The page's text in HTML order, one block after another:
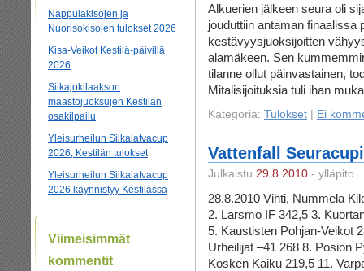
Nappulakisojen ja
Nuorisokisojen tulokset 2026
Kisa-Veikot Kestilä-päivillä
2026
Siikajokilaakson
maastojuoksujen Kestilän
osakilpailu
Yleisurheilun Siikalatvacup
2026, Kestilän tulokset
Yleisurheilun Siikalatvacup
2026 käynnistyy Kestilässä
Viimeisimmät
kommentit
Alkuerien jälkeen seura oli
jouduttiin antaman
kestävyysjuoksijoitten
alamäkeen. Sen
tilanne ollut päinvastainen,
Mitalisijoituksia tuli ihan
Kategoria: Tulokset Ei
Vattenfall
Julkaistu 29.8.2010 - ylläpito
28.8.2010 Vihti, Nummela
2. Larsmo IF 342,5 3.
5. Kaustisten Pohjan-Veikot
Urheilijat –41 268 8. Posion
Kosken Kaiku 219,5 11.